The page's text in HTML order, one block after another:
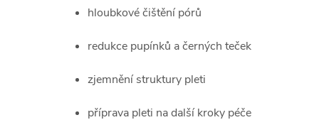
hloubkové čištění pórů
redukce pupínků a černých teček
zjemnění struktury pleti
příprava pleti na další kroky péče